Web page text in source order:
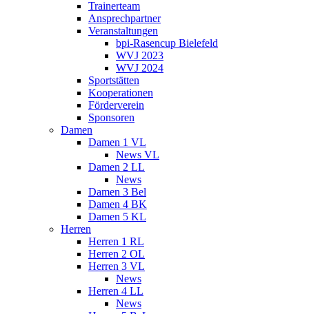
Trainerteam
Ansprechpartner
Veranstaltungen
bpi-Rasencup Bielefeld
WVJ 2023
WVJ 2024
Sportstätten
Kooperationen
Förderverein
Sponsoren
Damen
Damen 1 VL
News VL
Damen 2 LL
News
Damen 3 Bel
Damen 4 BK
Damen 5 KL
Herren
Herren 1 RL
Herren 2 OL
Herren 3 VL
News
Herren 4 LL
News